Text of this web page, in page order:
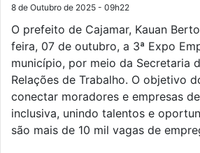
8 de Outubro de 2025 - 09h22
O prefeito de Cajamar, Kauan
feira, 07 de outubro, a 3ª Expo
município, por meio da Secretaria
Relações de Trabalho. O objetivo
conectar moradores e empresas
inclusiva, unindo talentos e
são mais de 10 mil vagas de